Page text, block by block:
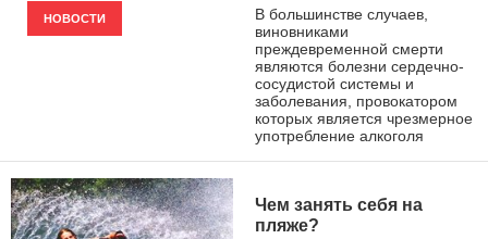
НОВОСТИ
В большинстве случаев,
виновниками
преждевременной смерти
являются болезни сердечно-
сосудистой системы и
заболевания, провокатором
которых является чрезмерное
употребление алкоголя
Чем занять себя на
пляже?